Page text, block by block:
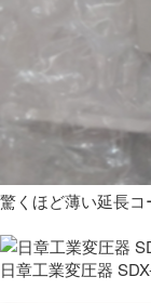
驚くほど薄い延長
日章工業変圧器